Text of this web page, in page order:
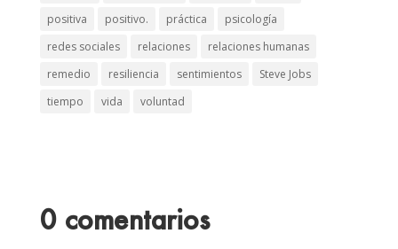
positiva
positivo. práctica
psicología
redes sociales
relaciones
relaciones humanas
remedio
resiliencia sentimientos
Steve Jobs
tiempo
vida voluntad
0 comentarios